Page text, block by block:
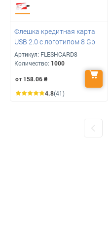
Флешка кредитная карта
USB 2.0 с логотипом 8 Gb
Артикул: FLESHCARD8
Количество: 1000
от 158.06₴
4.8(41)